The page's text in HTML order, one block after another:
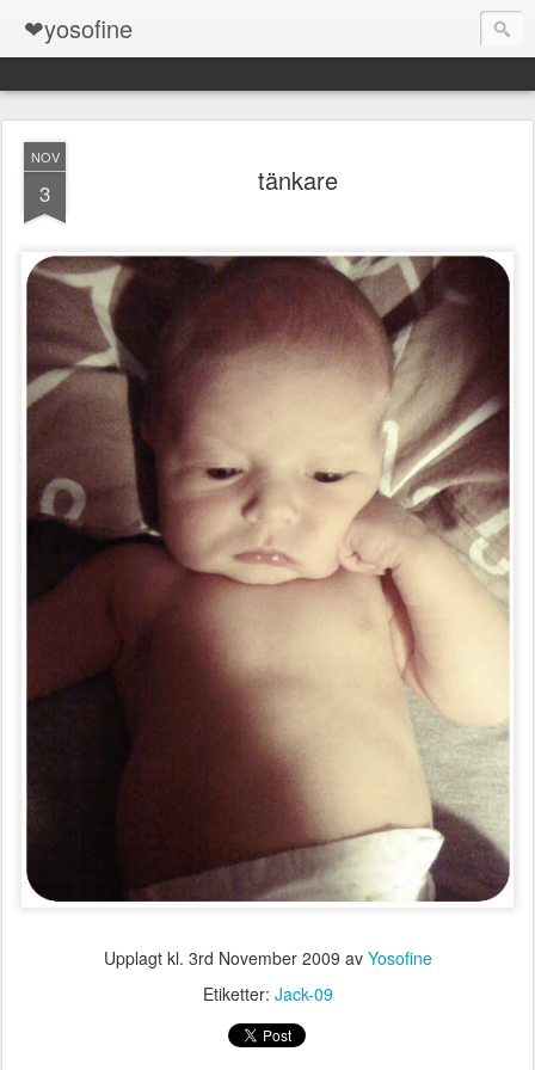
❤yosofine
NOV
3 tänkare
Upplagt kl. 3rd November 2009 av Yosofine
Etiketter: Jack-09